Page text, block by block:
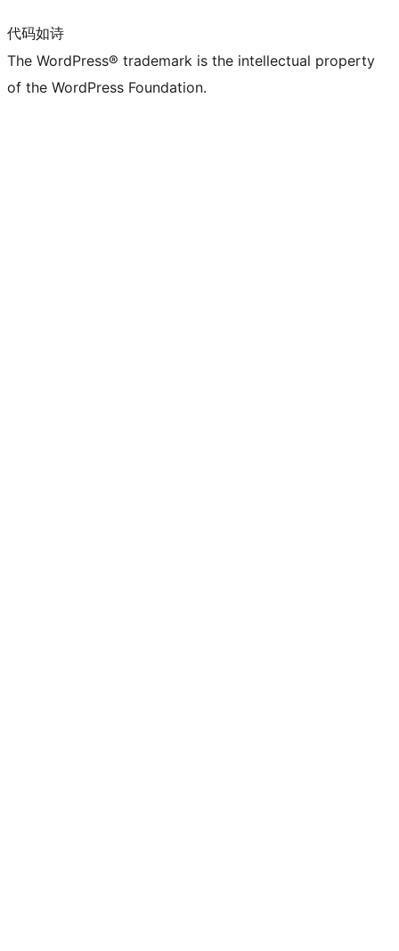
代码如诗
The WordPress® trademark is the intellectual property
of the WordPress Foundation.